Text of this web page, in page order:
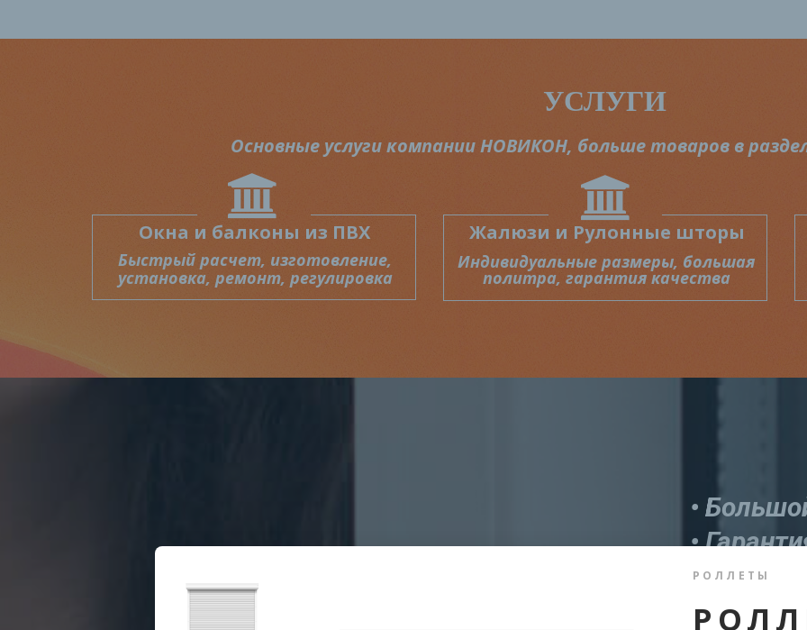
УСЛУГИ
Основные услуги компании НОВИКОН, больше товаров в
Окна и балконы из ПВХ
Быстрыйрасчет, изготовление,
установка, ремонт, регулировка
Жалюзи и Рулонные шторы
Индивидуальные размеры, большая
политра, гарантия качества
•
•
•
•
РОЛЛЕТЫ